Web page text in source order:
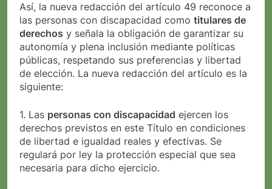
Así, la nueva redacción del artículo 49 reconoce a
las personas con discapacidad como titulares de
derechos y señala la obligación de garantizar su
autonomía y plena inclusión mediante políticas
públicas, respetando sus preferencias y libertad
de elección. La nueva redacción del artículo es la
siguiente:
1. Las personas con discapacidad ejercen los
derechos previstos en este Título en condiciones
de libertad e igualdad reales y efectivas. Se
regulará por ley la protección especial que sea
necesaria para dicho ejercicio.